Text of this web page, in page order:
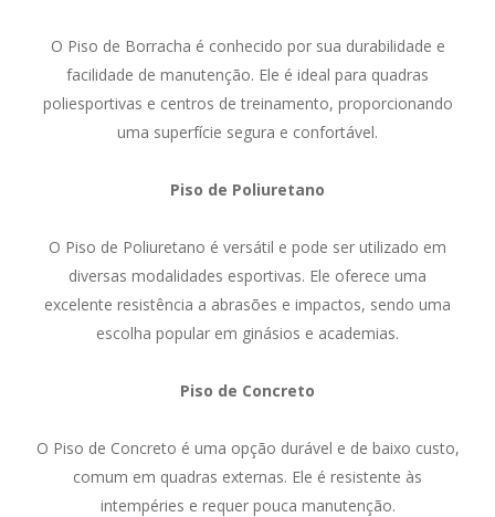
O Piso de Borracha é conhecido por sua durabilidade e
facilidade de manutenção. Ele é ideal para quadras
poliesportivas e centros de treinamento, proporcionando
uma superfície segura e confortável.
Piso de Poliuretano
O Piso de Poliuretano é versátil e pode ser utilizado em
diversas modalidades esportivas. Ele oferece uma
excelente resistência a abrasões e impactos, sendo uma
escolha popular em ginásios e academias.
Piso de Concreto
O Piso de Concreto é uma opção durável e de baixo custo,
comum em quadras externas. Ele é resistente às
intempéries e requer pouca manutenção.